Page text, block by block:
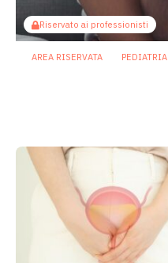
Riservato ai professionisti
AREA RISERVATA PEDIATRIA